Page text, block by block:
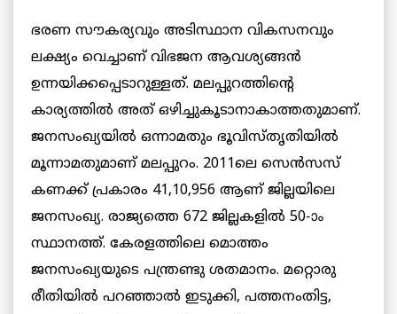
ഭരണ സൗകര്യവും അടിസ്ഥാന വികസനവും
ലക്ഷ്യം വെച്ചാണ് വിഭജന ആവശ്യങ്ങൻ
ഉന്നയിക്കപ്പെടാറുള്ളത്. മലപ്പുറത്തിന്റെ
കാര്യത്തിൽ അത് ഒഴിച്ചുകൂടാനാകാത്തതുമാണ്.
ജനസംഖ്യയിൽ ഒന്നാമതും ഭൂവിസ്തൃതിയിൽ
മൂന്നാമതുമാണ് മലപ്പുറം. 2011ലെ സെൻസസ്
കണക്ക് പ്രകാരം 41,10,956 ആണ് ജില്ലയിലെ
ജനസംഖ്യ. രാജ്യത്തെ 672 ജില്ലകളിൽ 50-ാം
സ്ഥാനത്ത്. കേരളത്തിലെ മൊത്തം
ജനസംഖ്യയുടെ പന്ത്രണ്ടു ശതമാനം. മറ്റൊരു
രീതിയിൽ പറഞ്ഞാൽ ഇടുക്കി, പത്തനംതിട്ട,